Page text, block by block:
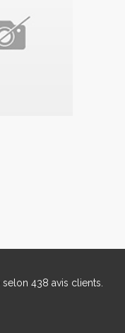
selon 438 avis clients.